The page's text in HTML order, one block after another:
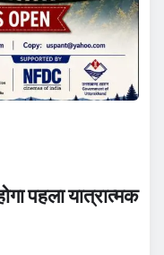
पहला यात्रात्मक